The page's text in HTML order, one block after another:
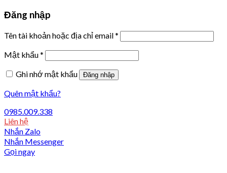
Đăng nhập
Tên tài khoản hoặc địa chỉ email*
Mật khẩu*
Ghi nhớ mật khẩu
Đăng nhập
Quên mật khẩu?
0985.009.338
Liên hệ
Nhắn Zalo
Nhắn Messenger
Gọi ngay